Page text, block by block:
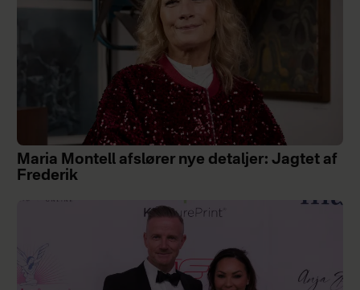
Maria Montell afslører nye detaljer: Jagtet af
Frederik